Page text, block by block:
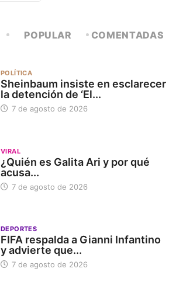
POPULAR COMENTADAS
POLÍTICA
Sheinbaum insiste en esclarecer
la detención de ‘El...
7 de agosto de 2026
VIRAL
¿Quién es Galita Ari y por qué
acusa...
7 de agosto de 2026
DEPORTES
FIFA respalda a Gianni Infantino
y advierte que...
7 de agosto de 2026